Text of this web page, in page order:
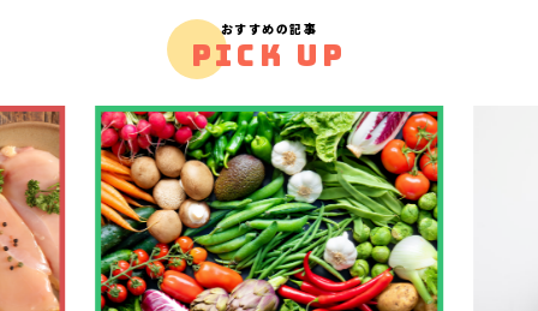
おすすめの記事
PICK UP